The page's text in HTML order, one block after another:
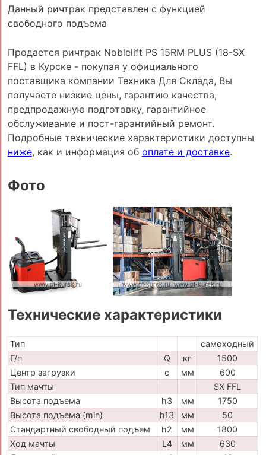
Данный ричтрак представлен с функцией
свободного подъема
Продается ричтрак Noblelift PS 15RM PLUS (18-SX
FFL) в Курске - покупая у официального
поставщика компании Техника Для Склада, Вы
получаете низкие цены, гарантию качества,
предпродажную подготовку, гарантийное
обслуживание и пост-гарантийный ремонт.
Подробные технические характеристики доступны
ниже, как и информация об оплате и доставке.
Фото
Технические характеристики
Тип
самоходный
Г/п
Q кг
1500
Центр загрузки
c мм
600
Тип мачты
SX FFL
Высота подъема
h3 мм
1750
Высота подъема (min)
h13 мм
50
Стандартный свободный подъем
h2 мм
1800
Ход мачты
L4 мм
630